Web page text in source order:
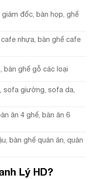
giám đốc, bàn họp, ghế
nhựa, bàn ghế cafe
bàn ghế gỗ các loại
sofa giường, sofa da,
ăn 4 ghế, bàn ăn 6
bàn ghế quán ăn, quán
Lý HD?